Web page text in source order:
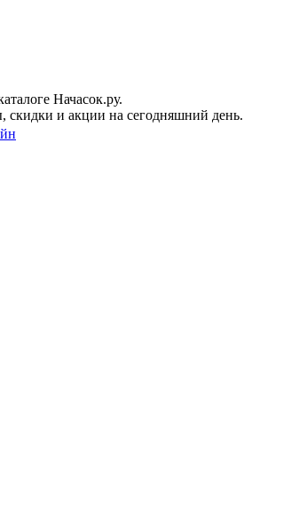
Начасок.ру.
скидки и акции на сегодняшний день.